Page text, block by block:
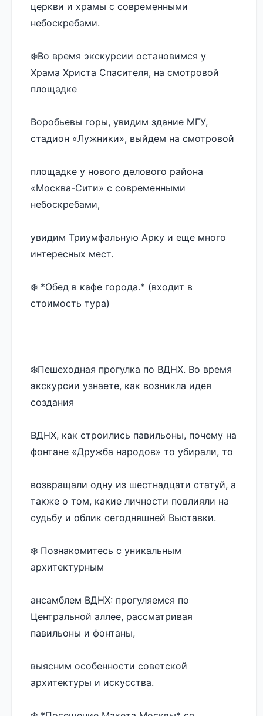
церкви и храмы с современными
небоскребами.
❄️Во время экскурсии остановимся у
Храма Христа Спасителя, на смотровой
площадке
Воробьевы горы, увидим здание МГУ,
стадион «Лужники», выйдем на смотровой
площадке у нового делового района
«Москва-Сити» с современными
небоскребами,
увидим Триумфальную Арку и еще много
интересных мест.
❄️ *Обед в кафе города.* (входит в
стоимость тура)
❄️Пешеходная прогулка по ВДНХ. Во время
экскурсии узнаете, как возникла идея
создания
ВДНХ, как строились павильоны, почему на
фонтане «Дружба народов» то убирали, то
возвращали одну из шестнадцати статуй, а
также о том, какие личности повлияли на
судьбу и облик сегодняшней Выставки.
❄️ Познакомитесь с уникальным
архитектурным
ансамблем ВДНХ: прогуляемся по
Центральной аллее, рассматривая
павильоны и фонтаны,
выясним особенности советской
архитектуры и искусства.